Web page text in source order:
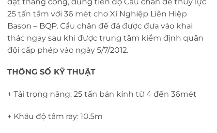
25 tấn tầm với 36 mét cho Xí Nghiệp Liên Hiệp
Bason – BQP. Cẩu chân đế đã được đưa vào khai
thác ngay sau khi được trung tâm kiểm định quân
đội cấp phép vào ngày 5/7/2012.
THÔNG SỐ KỸ THUẬT
+ Tải trọng nâng: 25 tấn bán kính từ 4 đến 36mét
+ Khẩu độ tâm ray: 10.5m